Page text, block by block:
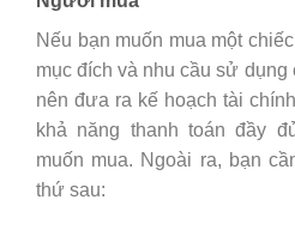
Nếu bạn muốn mua một
mục đích và nhu cầu sử
nên đưa ra kế hoạch tài
khả năng thanh toán đầy
muốn mua. Ngoài ra, bạn
thứ sau: